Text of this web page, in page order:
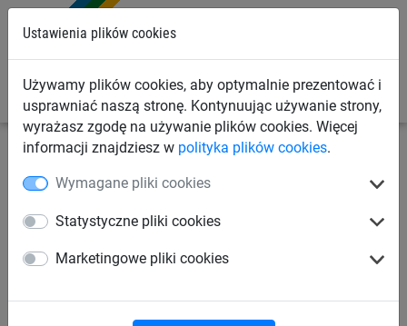
Ustawienia plików cookies
Używamy plików cookies, aby optymalnie prezentować i
usprawniać naszą stronę. Kontynuując używanie strony,
wyrażasz zgodę na używanie plików cookies. Więcej
informacji znajdziesz w polityka plików cookies.
Wymagane pliki cookies
Statystyczne pliki cookies
Marketingowe pliki cookies
Akcesoria do siatek zabezpieczające ładunek
Pas mocujący, pojedynczy (ø
50 mm, 8 m, 2000 / 4000 daN)